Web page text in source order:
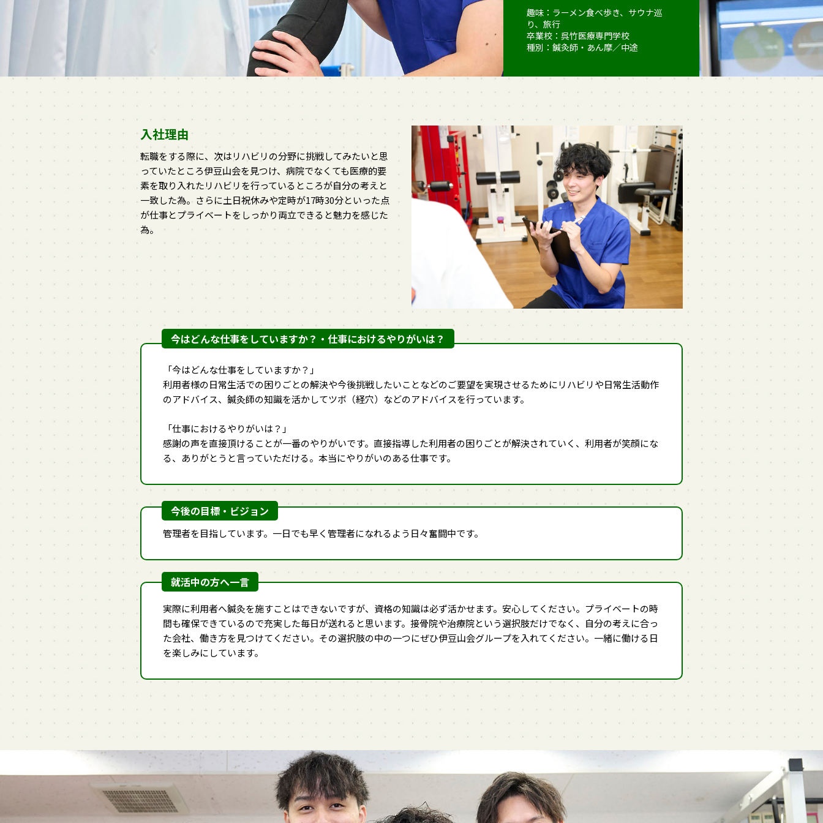
趣味：ラーメン食べ歩き、サウナ巡
り、旅行
卒業校：呉竹医療専門学校
種別：鍼灸師・あん摩／中途
入社理由
転職をする際に、次はリハビリの分野に挑戦してみたいと思
っていたところ伊豆山会を見つけ、病院でなくても医療的要
素を取り入れたリハビリを行っているところが自分の考えと
一致した為。さらに土日祝休みや定時が17時30分といった点
が仕事とプライベートをしっかり両立できると魅力を感じた
為。
今はどんな仕事をしていますか？・仕事におけるやりがいは？
「今はどんな仕事をしていますか？」
利用者様の日常生活での困りごとの解決や今後挑戦したいことなどのご要望を実現させるためにリハビリや日常生活動作
のアドバイス、鍼灸師の知識を活かしてツボ（経穴）などのアドバイスを行っています。
「仕事におけるやりがいは？」
感謝の声を直接頂けることが一番のやりがいです。直接指導した利用者の困りごとが解決されていく、利用者が笑顔にな
る、ありがとうと言っていただける。本当にやりがいのある仕事です。
今後の目標・ビジョン
管理者を目指しています。一日でも早く管理者になれるよう日々奮闘中です。
就活中の方へ一言
実際に利用者へ鍼灸を施すことはできないですが、資格の知識は必ず活かせます。安心してください。プライベートの時
間も確保できているので充実した毎日が送れると思います。接骨院や治療院という選択肢だけでなく、自分の考えに合っ
た会社、働き方を見つけてください。その選択肢の中の一つにぜひ伊豆山会グループを入れてください。一緒に働ける日
を楽しみにしています。